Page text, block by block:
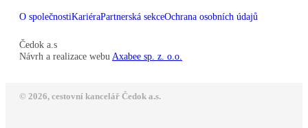
O společnostiKariéraPartnerská sekceOchrana osobních údajů
Čedok a.s
Návrh a realizace webu Axabee sp. z. o.o.
© 2026, cestovní kancelář Čedok a.s.